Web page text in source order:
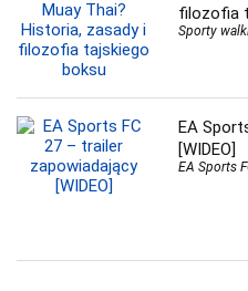
filozofia
Sporty
EA
[WIDEO]
EA Sports